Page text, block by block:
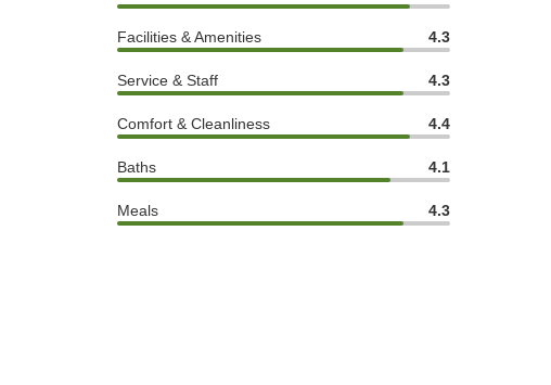
Facilities & Amenities 4.3
Service & Staff 4.3
Comfort & Cleanliness 4.4
Baths 4.1
Meals 4.3